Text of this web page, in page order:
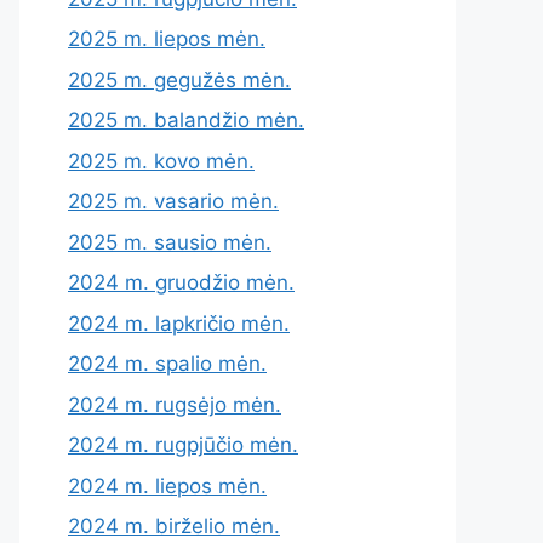
2025 m. liepos mėn.
2025 m. gegužės mėn.
2025 m. balandžio mėn.
2025 m. kovo mėn.
2025 m. vasario mėn.
2025 m. sausio mėn.
2024 m. gruodžio mėn.
2024 m. lapkričio mėn.
2024 m. spalio mėn.
2024 m. rugsėjo mėn.
2024 m. rugpjūčio mėn.
2024 m. liepos mėn.
2024 m. birželio mėn.